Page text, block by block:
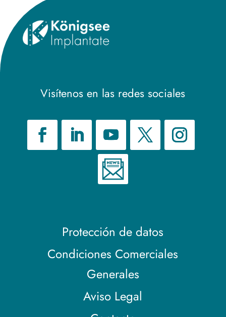
Visítenos en las redes sociales
Protección de datos
Condiciones Comerciales
Generales
Aviso Legal